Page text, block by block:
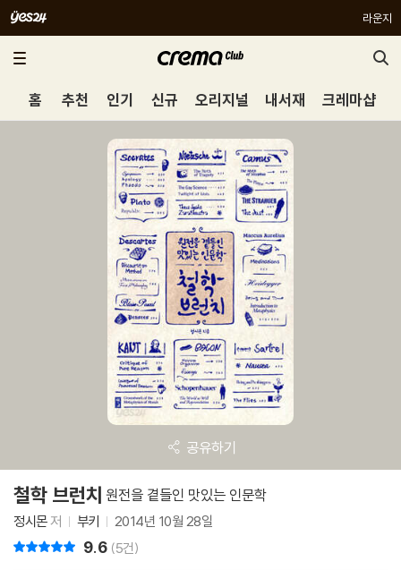
라운지
홈 추천 인기 신규 오리지널 내서재 크레마샵
공유하기
철학 브런치 원전을 곁들인 맛있는 인문학
정시몬저 부키 2014년 10월 28일
9.6 (5건)